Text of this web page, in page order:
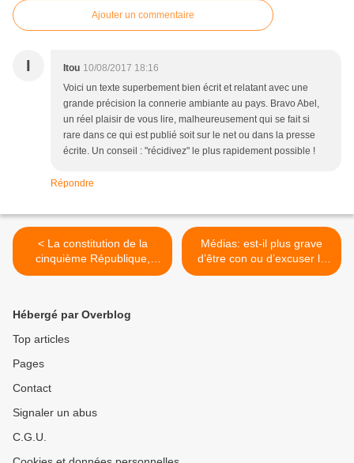
Ajouter un commentaire
I Itou 10/08/2017 18:16
Voici un texte superbement bien écrit et relatant avec une
grande précision la connerie ambiante au pays. Bravo Abel,
un réel plaisir de vous lire, malheureusement qui se fait si
rare dans ce qui est publié soit sur le net ou dans la presse
écrite. Un conseil : "récidivez" le plus rapidement possible !
Répondre
< La constitution de la
cinquième République,
sous Macron, où le Manuel
Médias: est-il plus grave
d’être con ou d’excuser la
burqa? >
Hébergé par Overblog
Top articles
Pages
Contact
Signaler un abus
C.G.U.